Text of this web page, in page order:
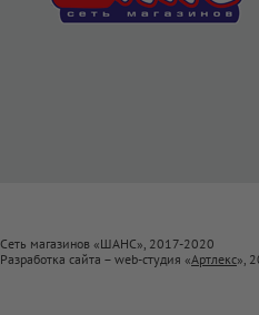
Сеть магазинов «ШАНС», 2017-2020
Разработка сайта – web-студия «Артлекс»,